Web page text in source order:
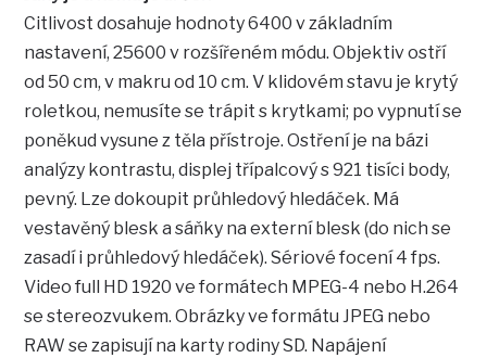
Citlivost dosahuje hodnoty 6400 v základním
nastavení, 25600 v rozšířeném módu. Objektiv ostří
od 50 cm, v makru od 10 cm. V klidovém stavu je krytý
roletkou, nemusíte se trápit s krytkami; po vypnutí se
poněkud vysune z těla přístroje. Ostření je na bázi
analýzy kontrastu, displej třípalcový s 921 tisíci body,
pevný. Lze dokoupit průhledový hledáček. Má
vestavěný blesk a sáňky na externí blesk (do nich se
zasadí i průhledový hledáček). Sériové focení 4 fps.
Video full HD 1920 ve formátech MPEG-4 nebo H.264
se stereozvukem. Obrázky ve formátu JPEG nebo
RAW se zapisují na karty rodiny SD. Napájení